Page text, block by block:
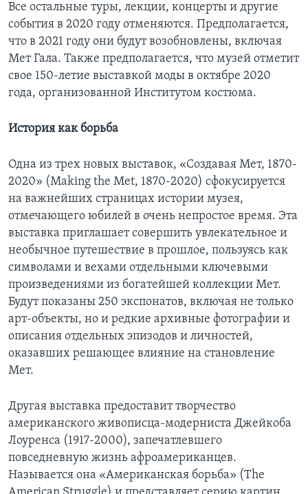
Все остальные туры, лекции, концерты и другие
события в 2020 году отменяются. Предполагается,
что в 2021 году они будут возобновлены, включая
Мет Гала. Также предполагается, что музей отметит
свое 150-летие выставкой моды в октябре 2020
года, организованной Институтом костюма.
История как борьба
Одна из трех новых выставок, «Создавая Мет, 1870-
2020» (Making the Met, 1870-2020) сфокусируется
на важнейших страницах истории музея,
отмечающего юбилей в очень непростое время. Эта
выставка приглашает совершить увлекательное и
необычное путешествие в прошлое, пользуясь как
символами и вехами отдельными ключевыми
произведениями из богатейшей коллекции Мет.
Будут показаны 250 экспонатов, включая не только
арт-объекты, но и редкие архивные фотографии и
описания отдельных эпизодов и личностей,
оказавших решающее влияние на становление
Мет.
Другая выставка предоставит творчество
американского живописца-модерниста Джейкоба
Лоуренса (1917-2000), запечатлевшего
повседневную жизнь афроамериканцев.
Называется она «Американская борьба» (The